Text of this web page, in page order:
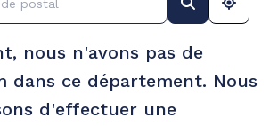
nous n'avons pas de
dans ce département. Nous
d'effectuer une